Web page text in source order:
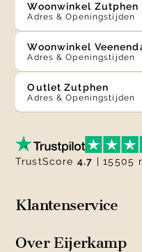
Woonwinkel Zutphen
Adres & Openingstijden
Woonwinkel
Adres & Openingstijden
Outlet Zutphen
Adres & Openingstijden
Klantenservice
Over Eijerkamp
TrustScore 4.7 | 15505